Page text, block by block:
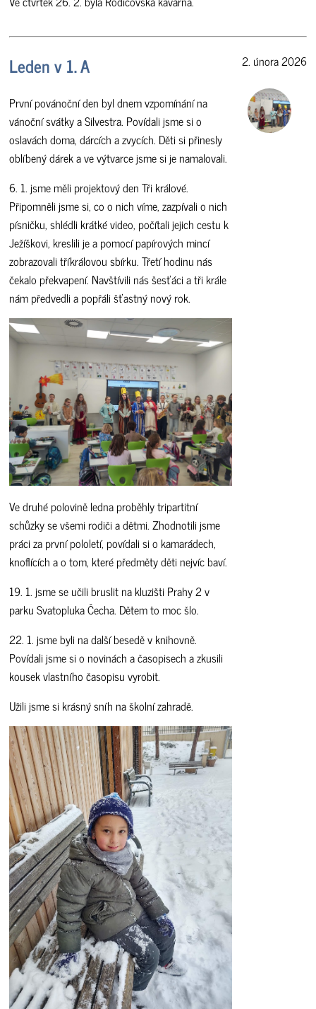
Leden v 1. A
První povánoční den byl dnem vzpomínání na
vánoční svátky a Silvestra. Povídali jsme si o
oslavách doma, dárcích a zvycích. Děti si přinesly
oblíbený dárek a ve výtvarce jsme si je namalovali.
6. 1. jsme měli projektový den Tři králové.
Připomněli jsme si, co o nich víme, zazpívali o nich
písničku, shlédli krátké video, počítali jejich cestu k
Ježíškovi, kreslili je a pomocí papírových mincí
zobrazovali tříkrálovou sbírku. Třetí hodinu nás
čekalo překvapení. Navštívili nás šesťáci a tři krále
nám předvedli a popřáli šťastný nový rok.
Ve druhé polovině ledna proběhly tripartitní
schůzky se všemi rodiči a dětmi. Zhodnotili jsme
práci za první pololetí, povídali si o kamarádech,
knoflících a o tom, které předměty děti nejvíc baví.
19. 1. jsme se učili bruslit na kluzišti Prahy 2 v
parku Svatopluka Čecha. Dětem to moc šlo.
22. 1. jsme byli na další besedě v knihovně.
Povídali jsme si o novinách a časopisech a zkusili
kousek vlastního časopisu vyrobit.
Užili jsme si krásný sníh na školní zahradě.
2. února 2026